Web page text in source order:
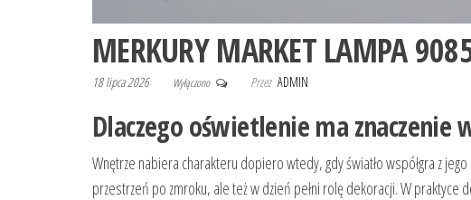
MERKURY MARKET LAMPA
18 lipca 2026 Wyłączono Przez ADMIN
Dlaczego oświetlenie ma znaczenie
Wnętrze nabiera charakteru dopiero wtedy, gdy światło współgra z
przestrzeń po zmroku, ale też w dzień pełni rolę dekoracji. W praktyce